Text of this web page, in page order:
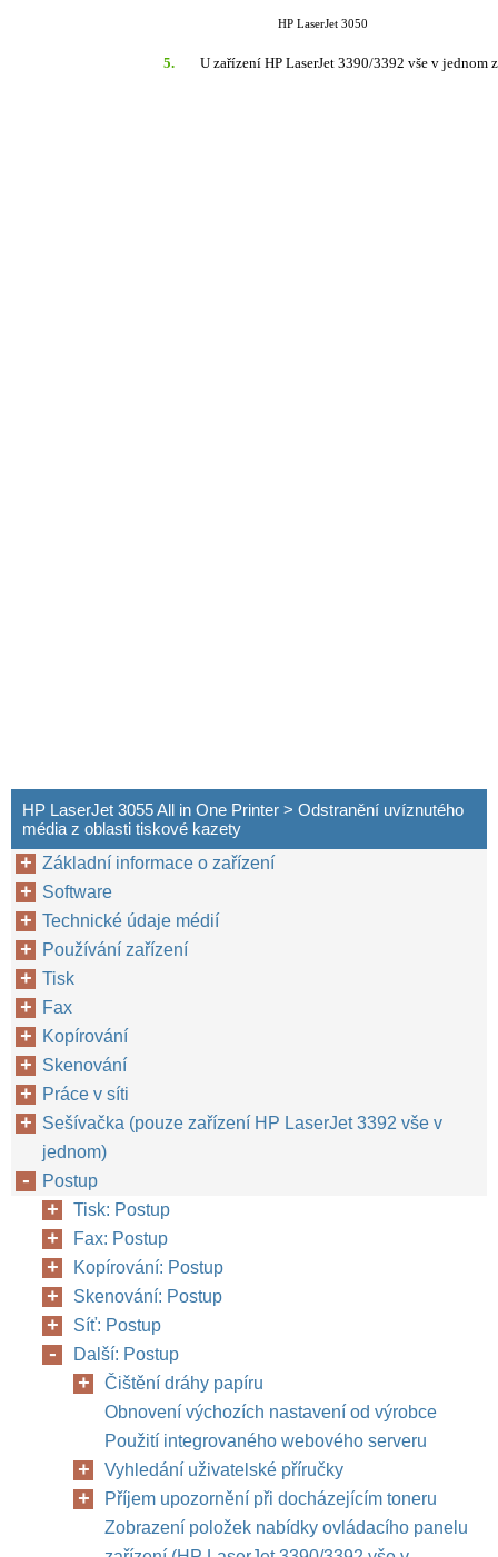
HP LaserJet 3050
5. U zařízení HP LaserJet 3390/3392 vše v
HP LaserJet 3055 All in One Printer > Odstranění uvíznutého
média z oblasti tiskové kazety
Základní informace o zařízení
Software
Technické údaje médií
Používání zařízení
Tisk
Fax
Kopírování
Skenování
Práce v síti
Sešívačka (pouze zařízení HP LaserJet 3392 vše v
jednom)
Postup
Tisk: Postup
Fax: Postup
Kopírování: Postup
Skenování: Postup
Síť: Postup
Další: Postup
Čištění dráhy papíru
Obnovení výchozích nastavení od výrobce
Použití integrovaného webového serveru
Vyhledání uživatelské příručky
Příjem upozornění při docházejícím toneru
Zobrazení položek nabídky ovládacího panelu